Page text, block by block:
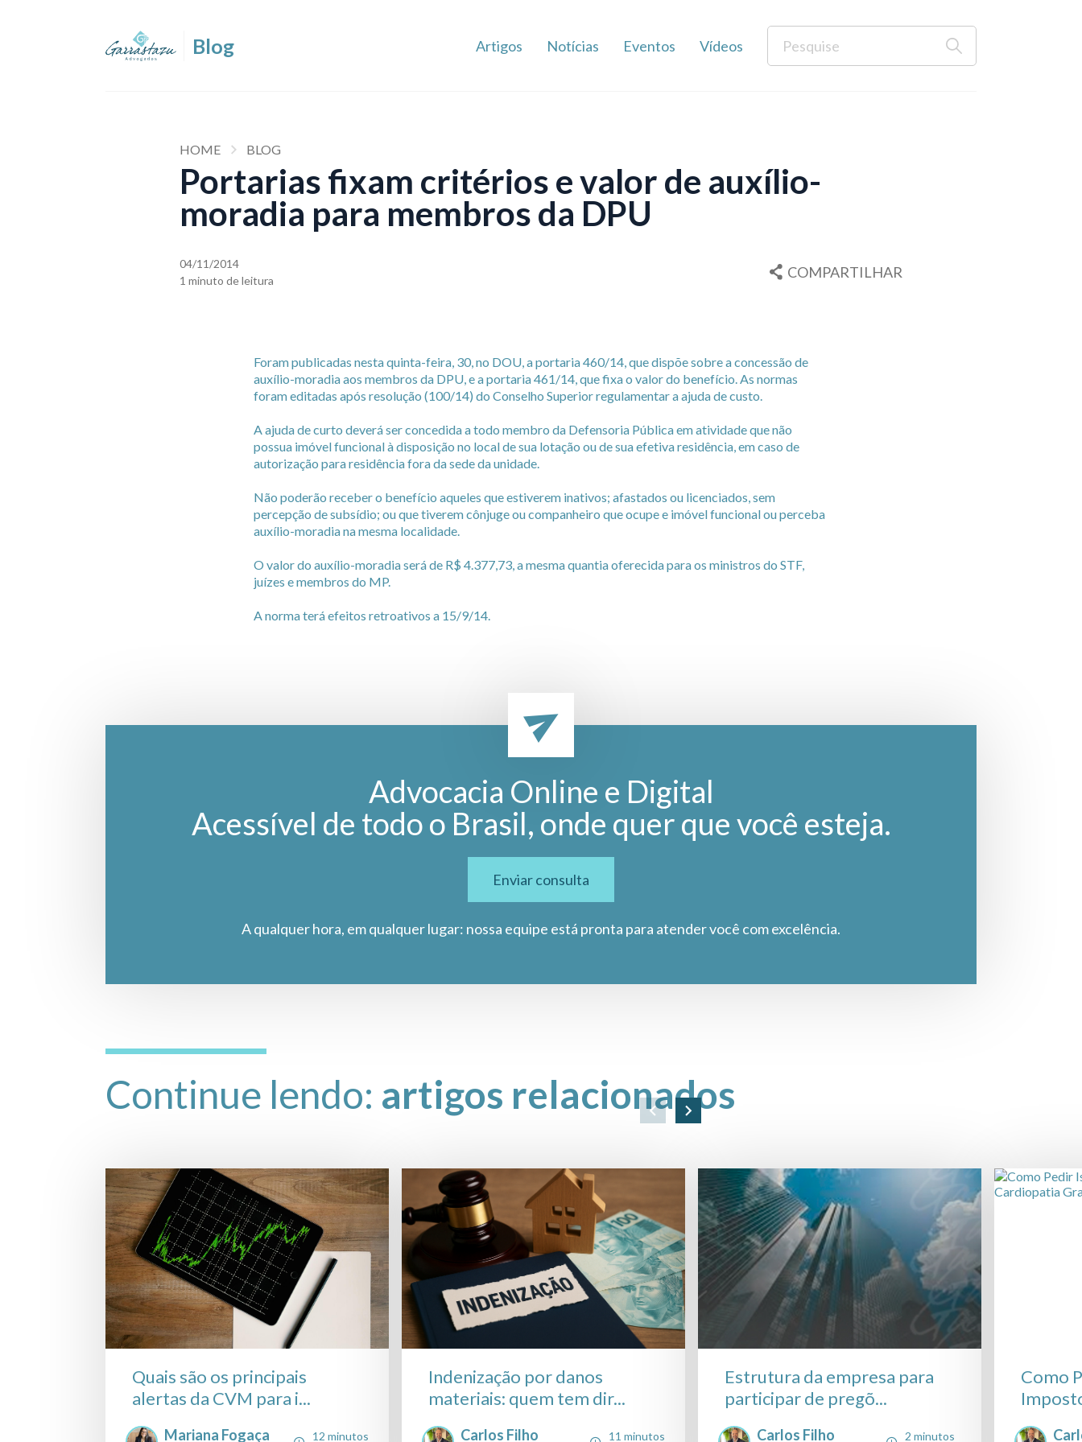
Artigos Notícias Eventos Vídeos
HOME BLOG
Portarias fixam critérios e valor de auxílio-
moradia para membros da DPU
04/11/2014
1 minuto de leitura
COMPARTILHAR
Foram publicadas nesta quinta-feira, 30, no DOU, a portaria 460/14, que dispõe sobre a concessão de
auxílio-moradia aos membros da DPU, e a portaria 461/14, que fixa o valor do benefício. As normas
foram editadas após resolução (100/14) do Conselho Superior regulamentar a ajuda de custo.
A ajuda de curto deverá ser concedida a todo membro da Defensoria Pública em atividade que não
possua imóvel funcional à disposição no local de sua lotação ou de sua efetiva residência, em caso de
autorização para residência fora da sede da unidade.
Não poderão receber o benefício aqueles que estiverem inativos; afastados ou licenciados, sem
percepção de subsídio; ou que tiverem cônjuge ou companheiro que ocupe e imóvel funcional ou perceba
auxílio-moradia na mesma localidade.
O valor do auxílio-moradia será de R$ 4.377,73, a mesma quantia oferecida para os ministros do STF,
juízes e membros do MP.
A norma terá efeitos retroativos a 15/9/14.
Advocacia Online e Digital
Acessível de todo o Brasil, onde quer que você esteja.
Enviar consulta
A qualquer hora, em qualquer lugar: nossa equipe está pronta para atender você com excelência.
Continue lendo: artigos relacionados
Quais são os principais
alertas da CVM para i...
Mariana Fogaça
12 minutos
Indenização por danos
materiais: quem tem dir...
Carlos Filho
11 minutos
Estrutura da empresa para
participar de pregõ...
Carlos Filho
2 minutos
Como